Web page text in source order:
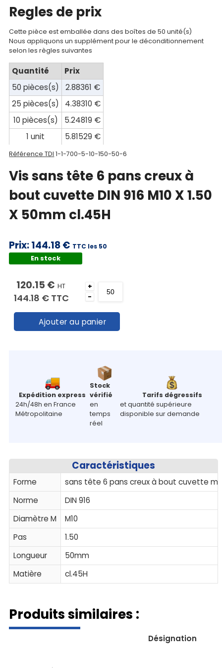
compte
Mon
panier
Contact
Regles de prix
Cette pièce est emballée dans des boîtes de 50 unité(s)
Nous appliquons un supplément pour le déconditionnement
selon les règles suivantes
Quantité
Prix
50 pièces(s)
2.88361 €
25 pièces(s)
4.38310 €
10 pièces(s)
5.24819 €
1 unit
5.81529 €
Référence TDI 1-1-700-5-10-150-50-6
Vis sans tête 6 pans creux à
bout cuvette DIN 916 M10 X 1.50
X 50mm cl.45H
Prix:144.18 € TTC les 50
En stock
120.15 € HT
144.18 € TTC
+
-
Ajouter au panier
Expédition express
24h/48h en France
Métropolitaine
Stock
vérifié
en
temps
réel
Tarifs dégressifs
et quantité supérieure
disponible sur demande
Caractéristiques
Forme
sans tête 6 pans creux à bout cuvette
Norme
DIN 916
Diamètre M
M10
Pas
1.50
Longueur
50mm
Matière
cl.45H
Produits similaires :
Désignation